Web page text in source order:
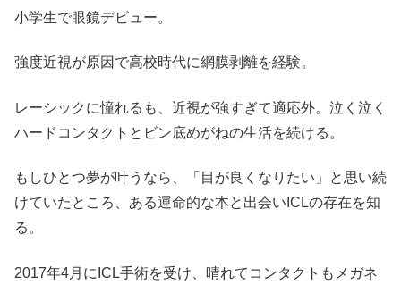
小学生で眼鏡デビュー。
強度近視が原因で高校時代に網膜剥離を経験。
レーシックに憧れるも、近視が強すぎて適応外。 泣く泣く
ハードコンタクトとビン底めがねの生活を続ける。
もしひとつ夢が叶うなら、「目が良くなりたい」
と思い続
けていたところ、 ある運命的な本と出会いICLの存在を知
る。
2017年4月にICL手術を受け、 晴れてコンタクトもメガネ